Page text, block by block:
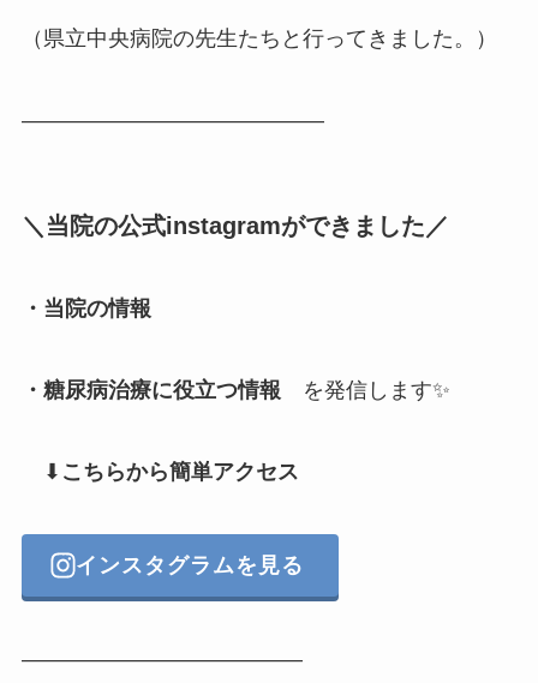
（県立中央病院の先生たちと行ってきました。）
——————————————
＼当院の公式instagramができました／
・当院の情報
・糖尿病治療に役立つ情報 を発信します✨
⬇︎ こちらから簡単アクセス
インスタグラムを見る
—————————————